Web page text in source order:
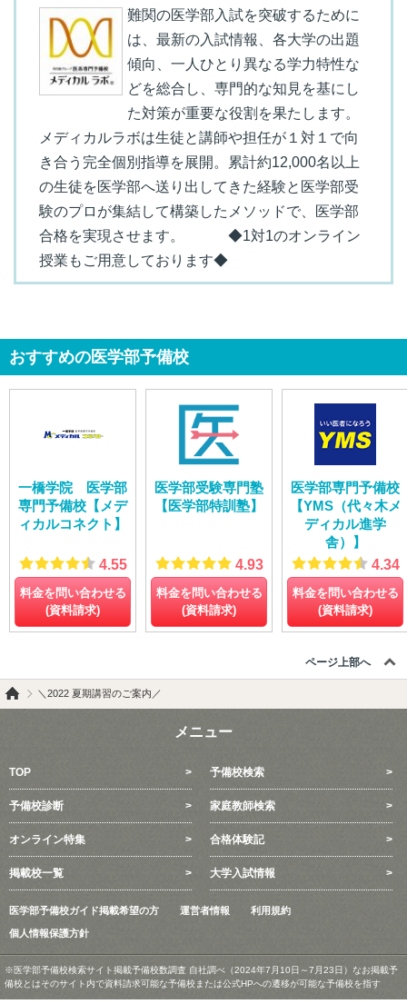
難関の医学部入試を突破するために
は、最新の入試情報、各大学の出題
傾向、一人ひとり異なる学力特性な
どを総合し、専門的な知見を基にし
た対策が重要な役割を果たします。
メディカルラボは生徒と講師や担任が１対１で向
き合う完全個別指導を展開。累計約12,000名以上
の生徒を医学部へ送り出してきた経験と医学部受
験のプロが集結して構築したメソッドで、医学部
合格を実現させます。 ◆1対1のオンライン
授業もご用意しております◆
おすすめの医学部予備校
一橋学院 医学部
専門予備校【メデ
ィカルコネクト】
4.55
料金を問い合わせる
(資料請求)
医学部受験専門塾
【医学部特訓塾】
4.93
料金を問い合わせる
(資料請求)
医学部専門予備校
【YMS（代々木メ
ディカル進学
舎）】
4.34
料金を問い合わせる
(資料請求)
ページ上部へ
＼2022 夏期講習のご案内／
メニュー
TOP 予備校検索
予備校診断 家庭教師検索
オンライン特集 合格体験記
掲載校一覧 大学入試情報
医学部予備校ガイド掲載希望の方 運営者情報 利用規約
個人情報保護方針
※医学部予備校検索サイト掲載予備校数調査 自社調べ（2024年7月10日～7月23日）なお掲載予
備校とはそのサイト内で資料請求可能な予備校または公式HPへの遷移が可能な予備校を指す